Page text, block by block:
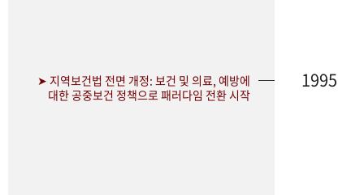
➤ 지역보건법 전면 개정: 보건 및 의료, 예방에
대한 공중보건 정책으로 패러다임 전환 시작
1995